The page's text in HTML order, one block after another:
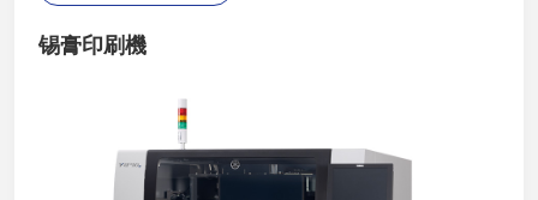
锡膏印刷機